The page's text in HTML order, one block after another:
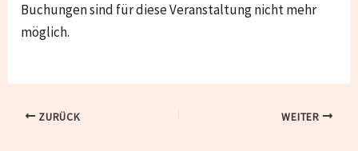
Buchungen sind für diese Veranstaltung nicht mehr
möglich.
ZURÜCK WEITER